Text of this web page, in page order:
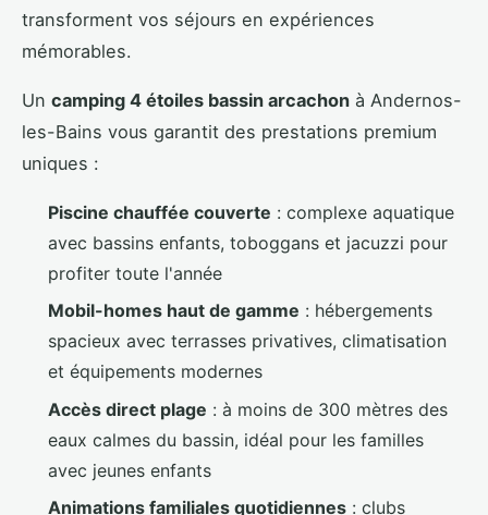
transforment vos séjours en expériences
mémorables.
Un camping 4 étoiles bassin arcachon à Andernos-
les-Bains vous garantit des prestations premium
uniques :
Piscine chauffée couverte : complexe aquatique
avec bassins enfants, toboggans et jacuzzi pour
profiter toute l'année
Mobil-homes haut de gamme : hébergements
spacieux avec terrasses privatives, climatisation
et équipements modernes
Accès direct plage : à moins de 300 mètres des
eaux calmes du bassin, idéal pour les familles
avec jeunes enfants
Animations familiales quotidiennes : clubs